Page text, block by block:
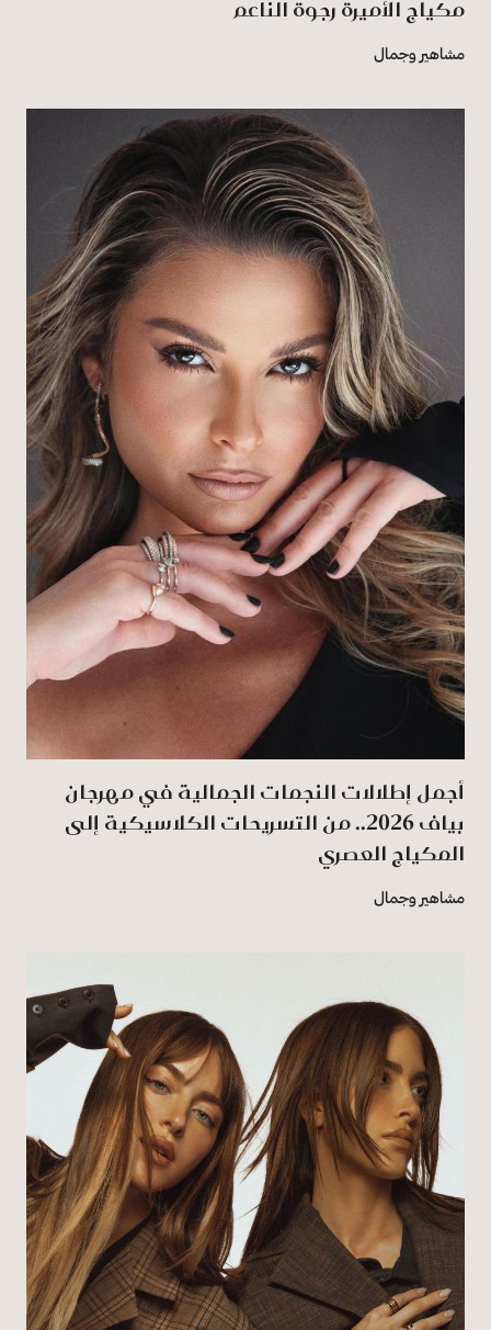
مكياج الأميرة رجوة الناعم
مشاهير وجمال
أجمل إطلالات النجمات الجمالية في مهرجان
بياف 2026.. من التسريحات الكلاسيكية إلى
المكياج العصري
مشاهير وجمال